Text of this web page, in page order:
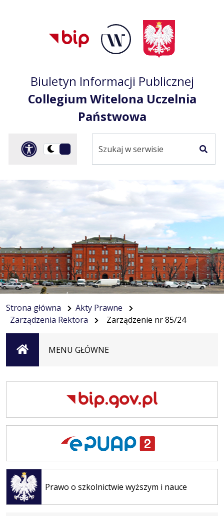
głównego menu
Przejdź do treści
Przejdź do mapy
serwisu
Biuletyn Informacji Publicznej
Collegium Witelona Uczelnia
Państwowa
Panel dostosowania
Przełącz
ciemną
serwisie
Strona główna
Akty Prawne
Zarządzenia Rektora
Zarządzenie nr 85/24
StronaMENU GŁÓWNE
Prawo o szkolnictwie wyższym i nauce
Otwiera
się w
nowej
karcie